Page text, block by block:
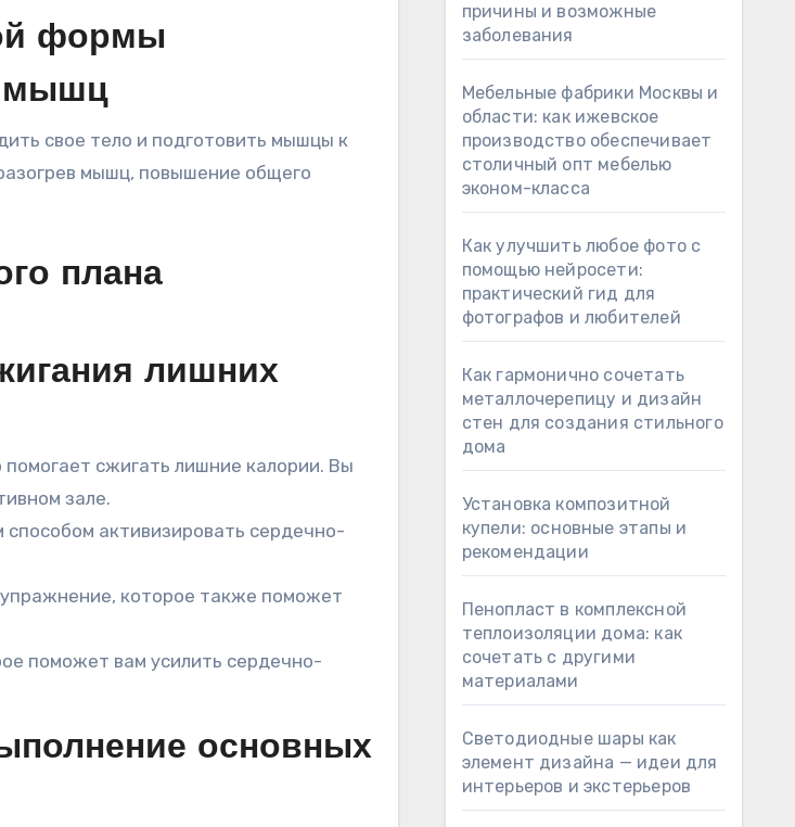
формы
мышц
свое тело и подготовить мышцы к
мышц, повышение общего
плана
лишних
сжигать лишние калории. Вы
зале.
активизировать сердечно-
которое также поможет
поможет вам усилить сердечно-
основных
причины и возможные
заболевания
Мебельные фабрики Москвы и
области: как ижевское
производство обеспечивает
столичный опт мебелью
эконом-класса
Как улучшить любое фото с
помощью нейросети:
практический гид для
фотографов и любителей
Как гармонично сочетать
металлочерепицу и дизайн
стен для создания стильного
дома
Установка композитной
купели: основные этапы и
рекомендации
Пенопласт в комплексной
теплоизоляции дома: как
сочетать с другими
материалами
Светодиодные шары как
элемент дизайна — идеи для
интерьеров и экстерьеров